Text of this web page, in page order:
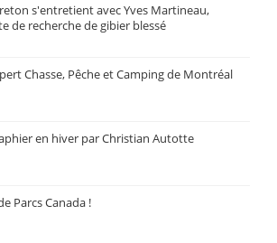
s'entretient avec Yves Martineau,
de recherche de gibier blessé
Chasse, Pêche et Camping de Montréal
en hiver par Christian Autotte
Parcs Canada !